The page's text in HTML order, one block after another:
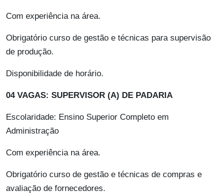
Com experiência na área.
Obrigatório curso de gestão e técnicas para supervisão
de produção.
Disponibilidade de horário.
04 VAGAS: SUPERVISOR (A) DE PADARIA
Escolaridade: Ensino Superior Completo em
Administração
Com experiência na área.
Obrigatório curso de gestão e técnicas de compras e
avaliação de fornecedores.